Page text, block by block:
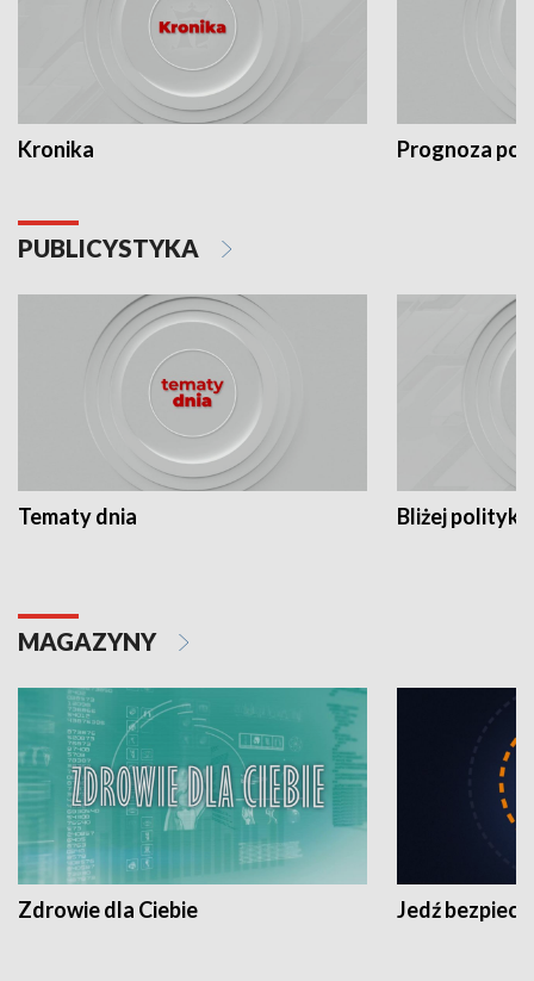
Kronika Prognoza
PUBLICYSTYKA
Tematy dnia Bliżej polityki
MAGAZYNY
Zdrowie dla Ciebie Jedź